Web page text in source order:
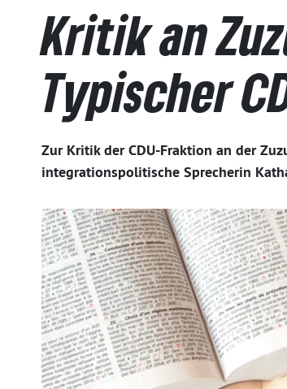
Kritik an
Typischer
Zur Kritik der CDU-Fraktion an der
integrationspolitische Sprecherin